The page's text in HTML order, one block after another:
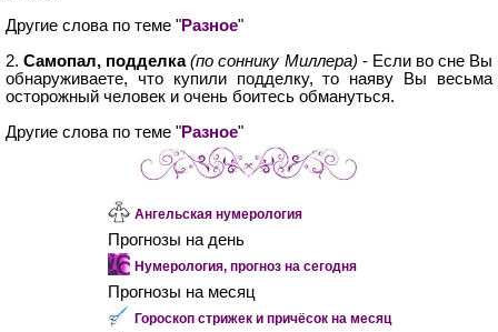
Другие слова по теме "Разное"
2.Самопал, подделка(по соннику Миллера) - Если во сне Вы
обнаруживаете, что купили подделку, то наяву Вы весьма
осторожный человек и очень боитесь обмануться.
Другие слова по теме "Разное"
Ангельская нумерология
Прогнозы на день
Нумерология, прогноз на сегодня
Прогнозы на месяц
Гороскоп стрижек и причёсок на месяц